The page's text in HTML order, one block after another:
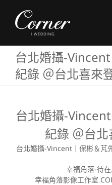
content
台北婚攝-
紀錄 ＠台北喜來
台北婚攝-
紀錄 ＠台
台北婚攝-Vincent｜保彬＆芃
幸福角落-待
幸福角落影像工作室